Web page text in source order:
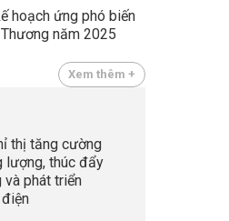
hoạch ứng phó biến
năm 2025
Xem thêm +
thị tăng cường
lượng, thúc đẩy
và phát triển